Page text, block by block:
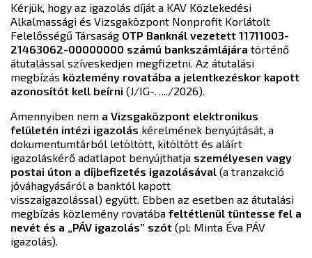
Kérjük, hogy az igazolás díját a KAV Közlekedési
Alkalmassági és Vizsgaközpont Nonprofit Korlátolt
Felelősségű Társaság OTP Banknál vezetett 11711003-
21463062-00000000 számú bankszámlájára történő
átutalással szíveskedjen megfizetni. Az átutalási
megbízás közlemény rovatába a jelentkezéskor kapott
azonosítót kell beírni (J/IG-…../2026).
Amennyiben nem a Vizsgaközpont elektronikus
felületén intézi igazolás kérelmének benyújtását, a
dokumentumtárból letöltött, kitöltött és aláírt
igazoláskérő adatlapot benyújthatja személyesen vagy
postai úton a díjbefizetés igazolásával (a tranzakció
jóváhagyásáról a banktól kapott
visszaigazolással) együtt. Ebben az esetben az átutalási
megbízás közlemény rovatába feltétlenül tüntesse fel a
nevét és a „PÁV igazolás” szót (pl: Minta Éva PÁV
igazolás).